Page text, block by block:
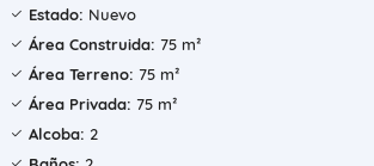
Estado: Nuevo
Área Construida: 75 m²
Área Terreno: 75 m²
Área Privada: 75 m²
Alcoba: 2